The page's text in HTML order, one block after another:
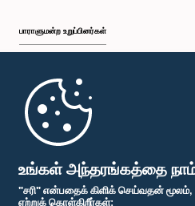
உங்கள் அந்தரங்கத்தை
"சரி" என்பதைக் கிளிக் செய்வதன்
ஏற்றுக் கொள்கிறீர்கள்:
கௌரவ (திருமதி) சமன்மலீ
பாராளுமன்ற உறுப்பினர்கள்
முதற்பக்கம்
பாராளுமன்ற கையடக்க செயலி